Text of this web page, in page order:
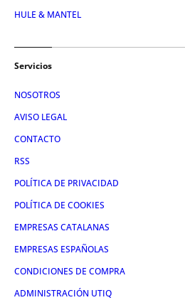
HULE & MANTEL
Servicios
NOSOTROS
AVISO LEGAL
CONTACTO
RSS
POLÍTICA DE PRIVACIDAD
POLÍTICA DE COOKIES
EMPRESAS CATALANAS
EMPRESAS ESPAÑOLAS
CONDICIONES DE COMPRA
ADMINISTRACIÓN UTIQ